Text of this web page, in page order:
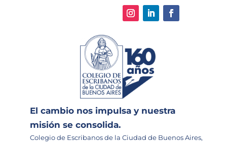
El cambio nos impulsa y nuestra
misión se consolida.
Colegio de Escribanos de la Ciudad de Buenos Aires,